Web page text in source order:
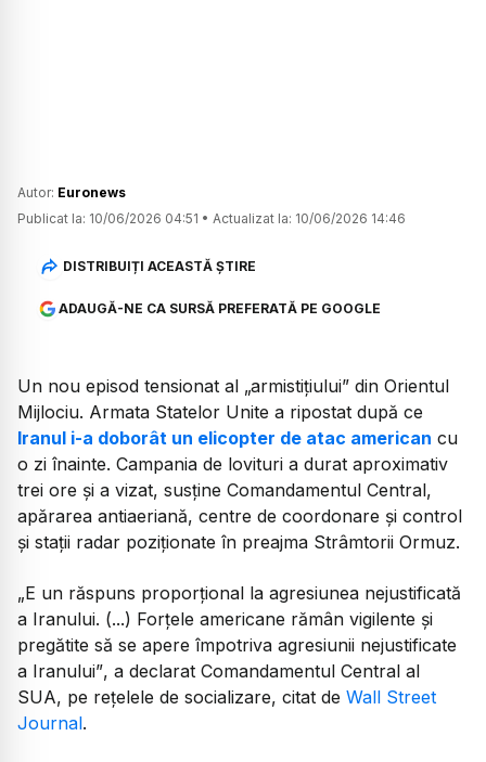
Autor: Euronews
Publicat la: 10/06/2026 04:51 • Actualizat la: 10/06/2026 14:46
DISTRIBUIȚI ACEASTĂ ȘTIRE
ADAUGĂ-NE CA SURSĂ PREFERATĂ PE GOOGLE
Un nou episod tensionat al „armistițiului” din Orientul
Mijlociu. Armata Statelor Unite a ripostat după ce
Iranul i-a doborât un elicopter de atac american cu
o zi înainte. Campania de lovituri a durat aproximativ
trei ore și a vizat, susține Comandamentul Central,
apărarea antiaeriană, centre de coordonare și control
și stații radar poziționate în preajma Strâmtorii Ormuz.
„E un răspuns proporțional la agresiunea nejustificată
a Iranului. (...) Forțele americane rămân vigilente și
pregătite să se apere împotriva agresiunii nejustificate
a Iranului”, a declarat Comandamentul Central al
SUA, pe rețelele de socializare, citat de Wall Street
Journal.